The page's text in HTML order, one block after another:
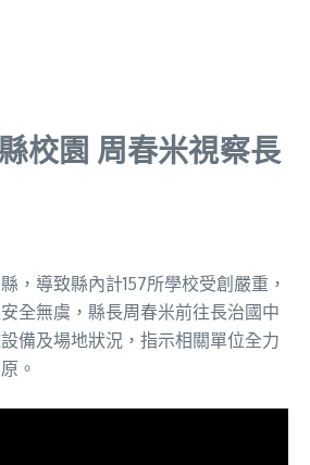
校園 周春米視察長
，導致縣內計157所學校受創嚴重，
全無虞，縣長周春米前往長治國中
備及場地狀況，指示相關單位全力
。